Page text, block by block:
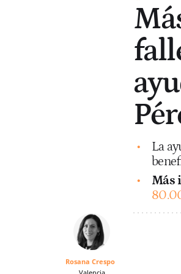
La
Más
Rosana Crespo